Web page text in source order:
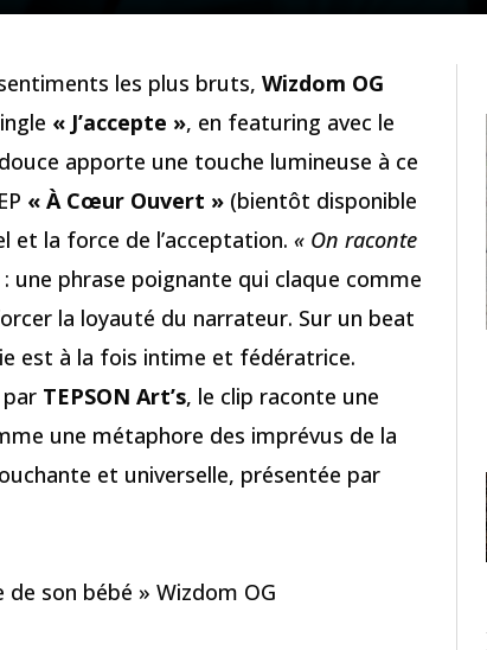
les plus bruts, Wizdom OG
« J’accepte », en featuring avec le
apporte une touche lumineuse à ce
« À Cœur Ouvert » (bientôt disponible
et la force de l’acceptation. « On raconte
: une phrase poignante qui claque comme
la loyauté du narrateur. Sur un beat
est à la fois intime et fédératrice.
TEPSON Art’s, le clip raconte une
une métaphore des imprévus de la
et universelle, présentée par
de son bébé » Wizdom OG